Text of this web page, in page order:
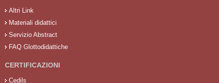
Altri Link
Materiali didattici
Servizio Abstract
FAQ Glottodidattiche
CERTIFICAZIONI
Cedils